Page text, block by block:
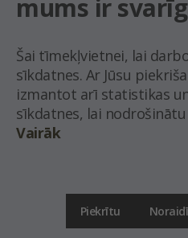
mums ir
Šai tīmekļvietnei, lai
sīkdatnes. Ar Jūsu
izmantot arī statistikas
sīkdatnes, lai
Vairāk
Piekrītu
© Nekustamo īpašumu aģentūra Latio.
latio@latio.lv